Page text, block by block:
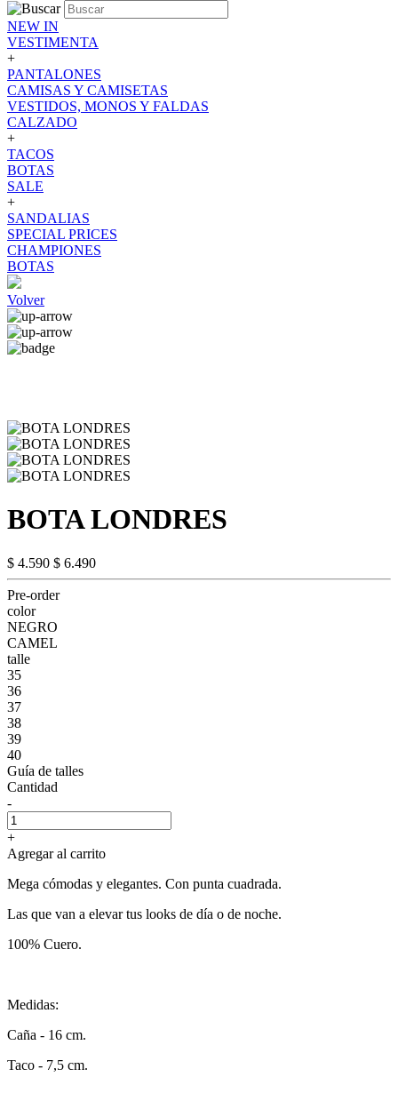
NEW IN
VESTIMENTA
+
PANTALONES
CAMISAS Y CAMISETAS
VESTIDOS, MONOS Y FALDAS
CALZADO
+
TACOS
BOTAS
SALE
+
SANDALIAS
SPECIAL PRICES
CHAMPIONES
BOTAS
Volver
BOTA LONDRES
$ 4.590 $ 6.490
Pre-order
color
NEGRO
CAMEL
talle
35
36
37
38
39
40
Guía de talles
Cantidad
-
+
Agregar al carrito
Mega cómodas y elegantes. Con punta cuadrada.
Las que van a elevar tus looks de día o de noche.
100% Cuero.
Medidas:
Caña - 16 cm.
Taco - 7,5 cm.